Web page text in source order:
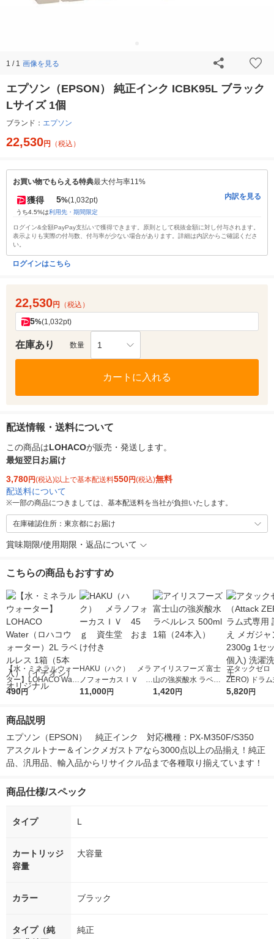
1 / 1 画像を見る
エプソン（EPSON） 純正インク ICBK95L ブラック
Lサイズ 1個
ブランド： エプソン
22,530円 （税込）
お買い物でもらえる特典最大付与率11%
獲得 5%(1,032pt)
うち4.5%は利用先・期間限定
内訳を見る
ログイン&全額PayPay支払いで獲得できます。原則として税抜金額に対し付与されます。
表示よりも実際の付与数、付与率が少ない場合があります。詳細は内訳からご確認くださ
い。
ログインはこちら
22,530円 （税込）
5%(1,032pt)
在庫あり 数量 1
カートに入れる
配送情報・送料について
この商品はLOHACOが販売・発送します。
最短翌日お届け
3,780円(税込)以上で基本配送料550円(税込)無料
配送料について
※一部の商品につきましては、基本配送料を当社が負担いたします。
在庫確認住所：東京都にお届け
賞味期限/使用期限・返品について
こちらの商品もおすすめ
【水・ミネラルウォー
ター】LOHACO Wate
r（ロハコウォータ
シ） オリジナル
490円
HAKU（ハク） メラ
ノフォーカスＩＶ 4
5ｇ 資生堂 おまけ
11,000円
アイリスフーズ 富士
山の強炭酸水 ラベル
レス 500ml 1箱（24
1,420円
アタックゼロ
ZERO) ドラ
詰め替え メガ
5,820円
商品説明
エプソン（EPSON）　純正インク　対応機種：PX-M350F/S350
アスクルトナー＆インクメガストアなら3000点以上の品揃え！純正
品、汎用品、輸入品からリサイクル品まで各種取り揃えています！
商品仕様/スペック
タイプ L
カートリッジ
容量
大容量
カラー ブラック
タイプ（純
純正